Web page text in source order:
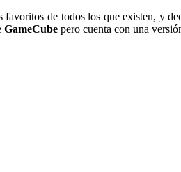
favoritos de todos los que existen, y
GameCube pero cuenta con una